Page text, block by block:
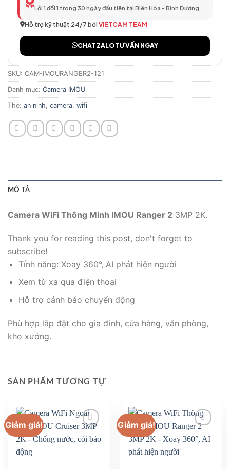
Lỗi 1 đổi 1 trong 30 ngày đầu tiên tại Biên Hòa - Bình Dương
Hỗ trợ kỹ thuật 24/7 bởi VIETCAM TEAM
CHAT ZALO TƯ VẤN NGAY
SKU: CAM-IMOURANGER2-121
Danh mục: Camera IMOU
Thẻ: an ninh camera wifi
MÔ TẢ
Camera WiFi Thông Minh IMOU Ranger 2 3MP 2K.
Thank you for reading this post, don't forget to
subscribe!
Tính năng: Xoay 360°, AI phát hiện người
Xem từ xa qua điện thoại
Hỗ trợ cảnh báo chuyển động
Phù hợp lắp đặt cho gia đình, cửa hàng, văn phòng,
kho xưởng.
SẢN PHẨM TƯƠNG TỰ
Giảm giá! Giảm giá!